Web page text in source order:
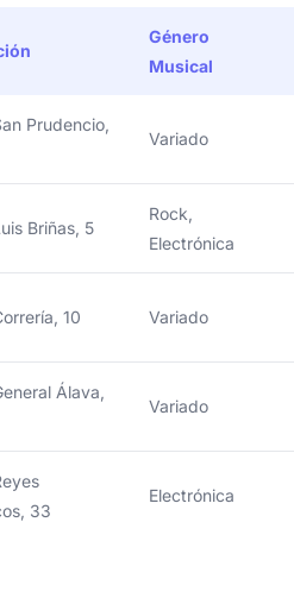
Género
Musical
Prudencio,
Variado
Briñas, 5
Rock,
Electrónica
10 Variado
Álava,
Variado
33
Electrónica